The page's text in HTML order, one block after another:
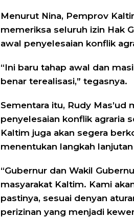
Menurut Nina, Pemprov
memeriksa seluruh izin Hak
awal penyelesaian konflik
“Ini baru tahap awal dan
benar terealisasi,” tegasnya.
Sementara itu, Rudy Mas’ud
penyelesaian konflik agraria
Kaltim juga akan segera
menentukan langkah
“Gubernur dan Wakil
masyarakat Kaltim. Kami
pastinya, sesuai denyan
perizinan yang menjadi